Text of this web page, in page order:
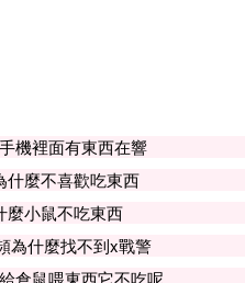
遊了，2021年8月26
這是一款卡通風格的橫
戲中有著超級多的角色
不錯的。
機裡面有東西在響
什麼不喜歡吃東西
麼小鼠不吃東西
為什麼找不到x戰警
倉鼠喂東西它不吃呢